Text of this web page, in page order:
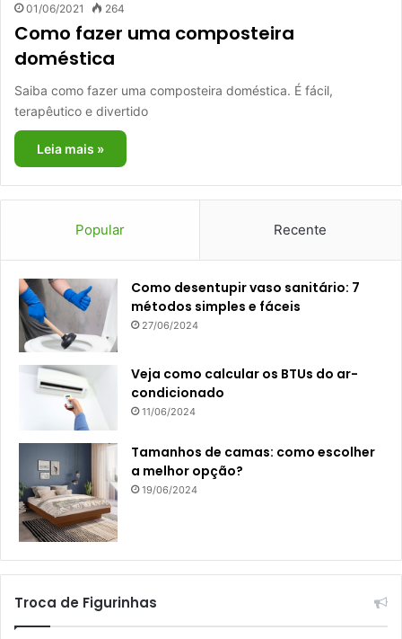
01/06/2021 264
Como fazer uma composteira
doméstica
Saiba como fazer uma composteira doméstica. É fácil,
terapêutico e divertido
Leia mais »
Popular Recente
Como desentupir vaso sanitário: 7
métodos simples e fáceis
27/06/2024
Veja como calcular os BTUs do ar-
condicionado
11/06/2024
Tamanhos de camas: como escolher
a melhor opção?
19/06/2024
Troca de Figurinhas